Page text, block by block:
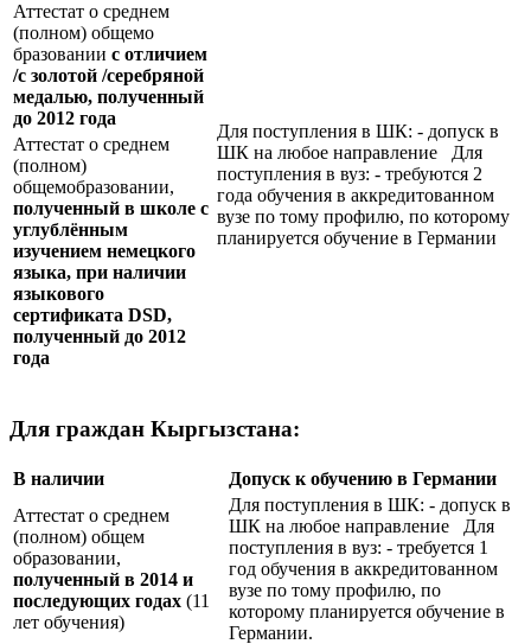
Аттестат о среднем
(полном) общемо
бразовании с отличием
/с золотой /серебряной
медалью, полученный
до 2012 года
Для поступления в ШК: - допуск в
ШК на любое направление Для
поступления в вуз: - требуются 2
года обучения в аккредитованном
вузе по тому профилю, по которому
планируется обучение в Германии
Аттестат о среднем
(полном)
общемобразовании,
полученный в школе с
углублённым
изучением немецкого
языка, при наличии
языкового
сертификата DSD,
полученный до 2012
года
Для граждан Кыргызстана:
В наличии
Допуск к обучению в Германии
Аттестат о среднем
(полном) общем
образовании,
полученный в 2014 и
последующих годах (11
лет обучения)
Для поступления в ШК: - допуск в
ШК на любое направление Для
поступления в вуз: - требуется 1
год обучения в аккредитованном
вузе по тому профилю, по
которому планируется обучение в
Германии.